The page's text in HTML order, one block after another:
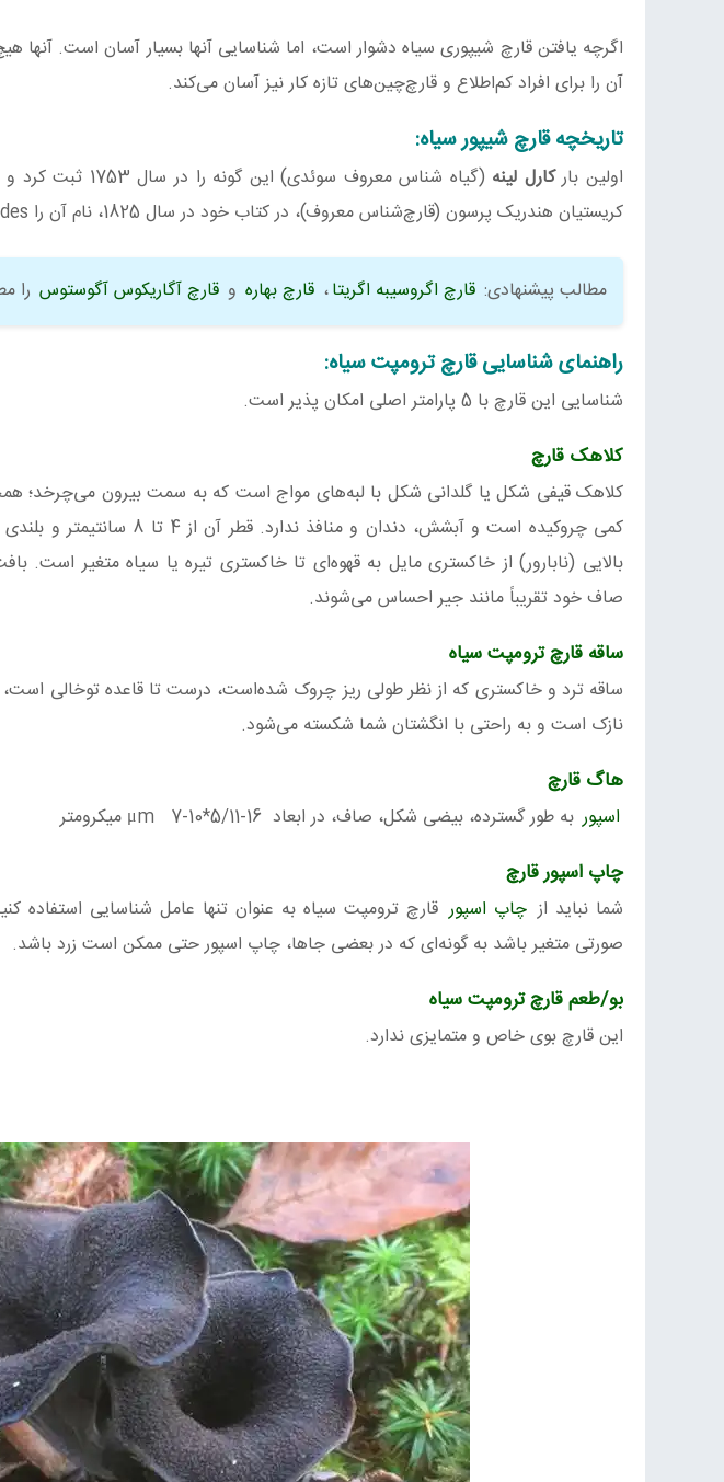
اگرچه یافتن قارچ شیپوری سیاه دشوار است، اما شناسایی آنها بسیار آسان است.
آن را برای افراد کم‌اطلاع و قارچ‌چین‌های تازه کار نیز آسان می‌کند.
تاریخچه قارچ شیپور سیاه:
اولین بارکارل لینه
کریستیان هندریک پرسون (قارچ‌شناس معروف)، در کتاب خود در سال 1825، نام آن را Craterellus cornucopioides گذاشت.
مطالب پیشنهادی: قارچ اگروسیبه اگریتا، قارچ بهاره و قارچ آگاریکوس آگوستوس را
راهنمای شناسایی قارچ ترومپت سیاه:
شناسایی این قارچ با 5 پارامتر اصلی امکان پذیر است.
کلاهک قارچ
کلاهک قیفی شکل یا گلدانی شکل با لبه‌های مواج است که به سمت بیرون می‌چرخد؛
بالایی (نابارور) از خاکستری مایل به قهوه‌ای تا خاکستری تیره یا سیاه متغیر
صاف خود تقریباً مانند جیر احساس می‌شوند.
ساقه قارچ ترومپت سیاه
ساقه ترد و خاکستری که از نظر طولی ریز چروک شده‌است، درست تا قاعده توخالی
نازک است و به راحتی با انگشتان شما شکسته می‌شود.
هاگ قارچ
اسپور به طور گسترده، بیضی شکل، صاف، در ابعاد μm 7-10*5/11-16 میکرومتر
چاپ اسپور قارچ
شما نباید از چاپ اسپور قارچ ترومپت سیاه به عنوان تنها عامل شناسایی استفاده
صورتی متغیر باشد به گونه‌ای که در بعضی جاها، چاپ اسپور حتی ممکن است زرد باشد.
بو/طعم قارچ ترومپت سیاه
این قارچ بوی خاص و متمایزی ندارد.